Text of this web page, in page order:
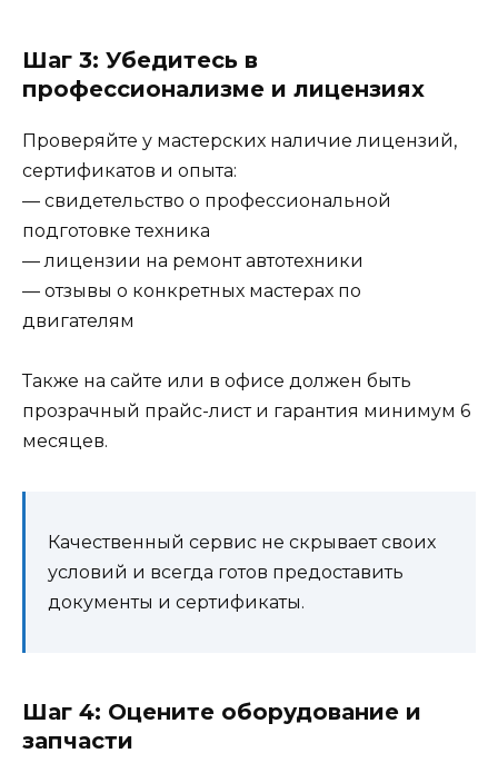
Шаг 3: Убедитесь в
профессионализме и лицензиях
Проверяйте у мастерских наличие лицензий,
сертификатов и опыта:
— свидетельство о профессиональной
подготовке техника
— лицензии на ремонт автотехники
— отзывы о конкретных мастерах по
двигателям
Также на сайте или в офисе должен быть
прозрачный прайс-лист и гарантия минимум 6
месяцев.
Качественный сервис не скрывает своих
условий и всегда готов предоставить
документы и сертификаты.
Шаг 4: Оцените оборудование и
запчасти